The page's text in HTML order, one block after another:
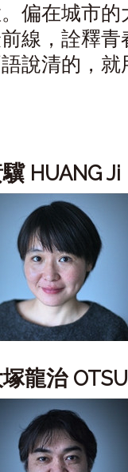
偏在城市
線，詮釋
說清的，
HUANG Ji
龍治